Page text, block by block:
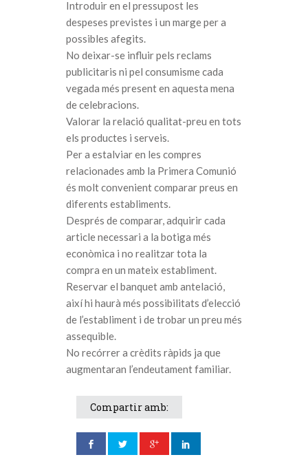
Introduir en el pressupost les
despeses previstes i un marge per a
possibles afegits.
No deixar-se influir pels reclams
publicitaris ni pel consumisme cada
vegada més present en aquesta mena
de celebracions.
Valorar la relació qualitat-preu en tots
els productes i serveis.
Per a estalviar en les compres
relacionades amb la Primera Comunió
és molt convenient comparar preus en
diferents establiments.
Després de comparar, adquirir cada
article necessari a la botiga més
econòmica i no realitzar tota la
compra en un mateix establiment.
Reservar el banquet amb antelació,
així hi haurà més possibilitats d’elecció
de l’establiment i de trobar un preu més
assequible.
No recórrer a crèdits ràpids ja que
augmentaran l’endeutament familiar.
Compartir amb: